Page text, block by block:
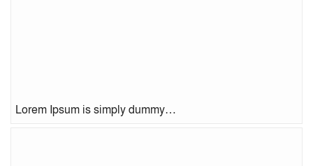
Lorem Ipsum is simply dummy…